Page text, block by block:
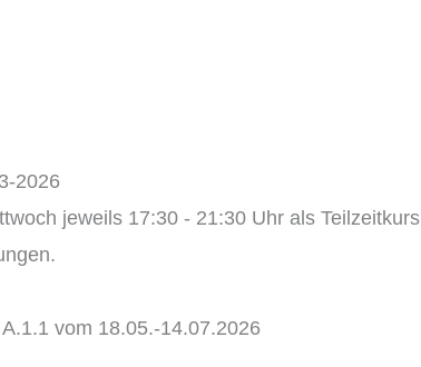
2026
jeweils 17:30 - 21:30 Uhr als
vom 18.05.-14.07.2026